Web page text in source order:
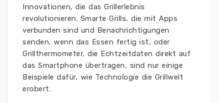
Innovationen, die das Grillerlebnis
revolutionieren. Smarte Grills, die mit Apps
verbunden sind und Benachrichtigungen
senden, wenn das Essen fertig ist, oder
Grillthermometer, die Echtzeitdaten direkt auf
das Smartphone übertragen, sind nur einige
Beispiele dafür, wie Technologie die Grillwelt
erobert.